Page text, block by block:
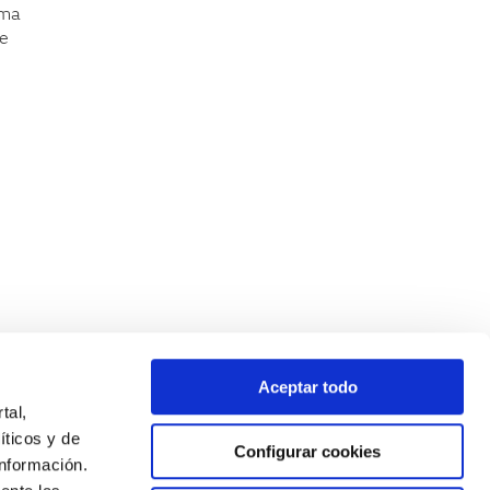
y de
Aceptar todo
Configurar cookies